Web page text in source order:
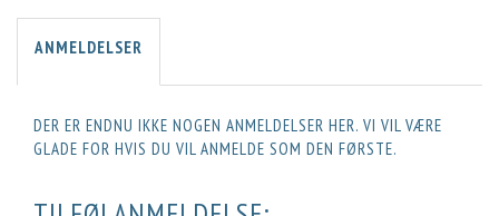
ANMELDELSER
DER ER ENDNU IKKE NOGEN ANMELDELSER HER. VI VIL VÆRE
GLADE FOR HVIS DU VIL ANMELDE SOM DEN FØRSTE.